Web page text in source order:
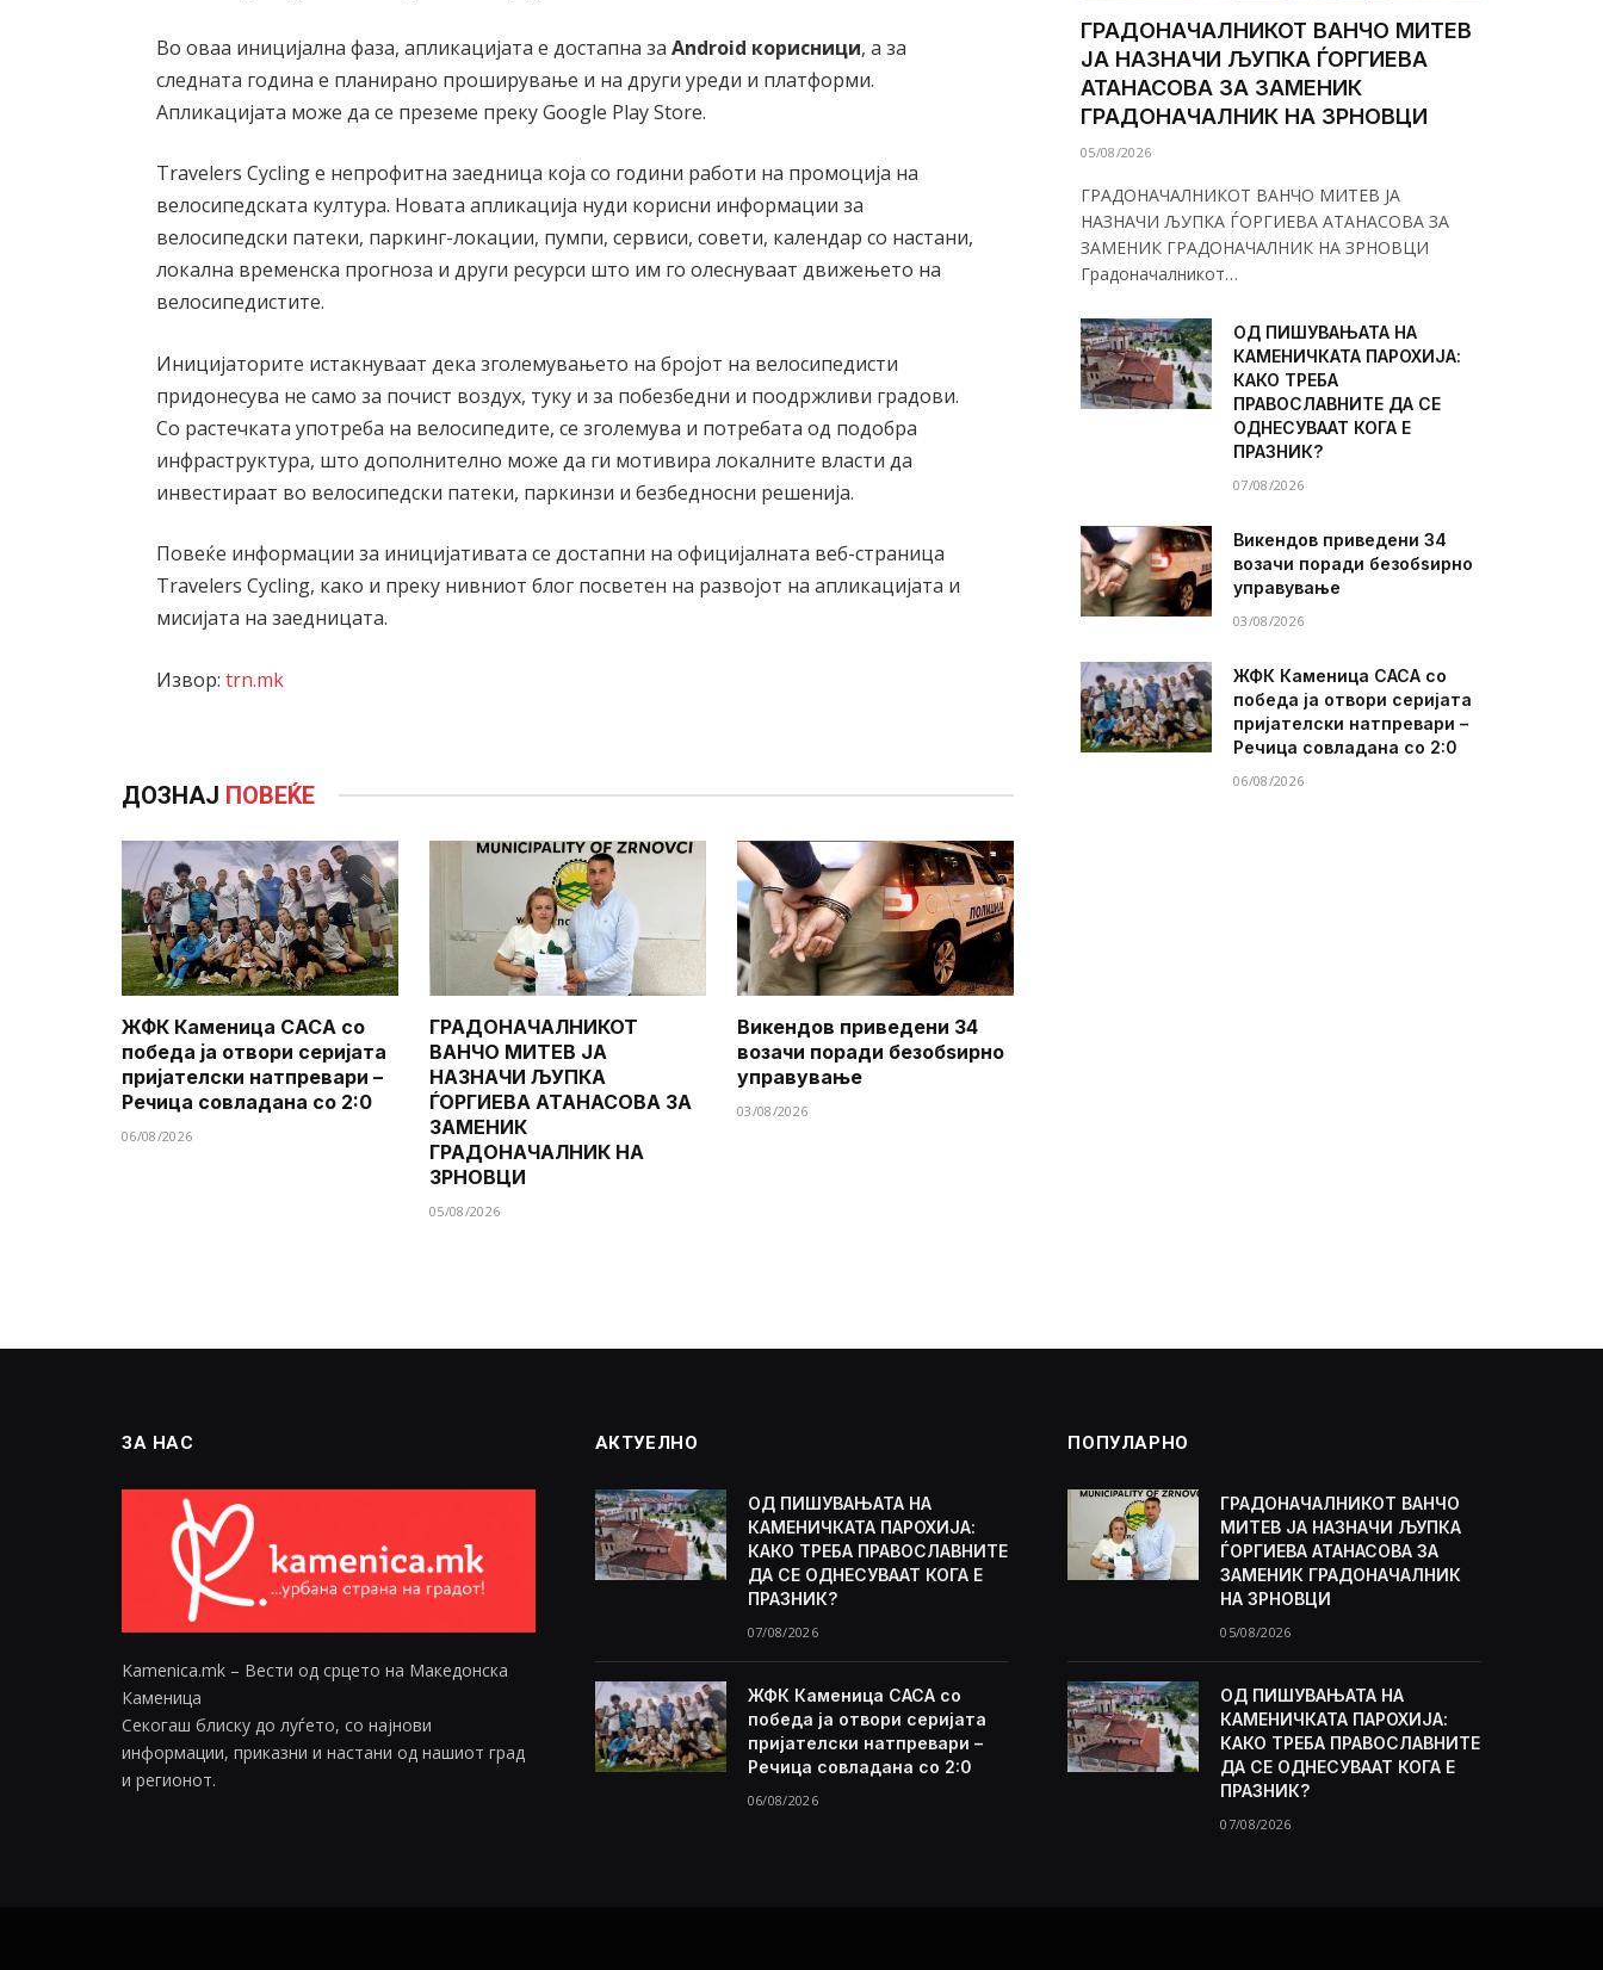
Во оваа иницијална фаза, апликацијата е достапна заAndroid корисници, а за
следната година е планирано проширување и на други уреди и платформи.
Апликацијата може да се преземе преку Google Play Store.
Travelers Cycling е непрофитна заедница која со години работи на промоција на
велосипедската култура. Новата апликација нуди корисни информации за
велосипедски патеки, паркинг-локации, пумпи, сервиси, совети, календар со настани,
локална временска прогноза и други ресурси што им го олеснуваат движењето на
велосипедистите.
Иницијаторите истакнуваат дека зголемувањето на бројот на велосипедисти
придонесува не само за почист воздух, туку и за побезбедни и поодржливи градови.
Со растечката употреба на велосипедите, се зголемува и потребата од подобра
инфраструктура, што дополнително може да ги мотивира локалните власти да
инвестираат во велосипедски патеки, паркинзи и безбедносни решенија.
Повеќе информации за иницијативата се достапни на официјалната веб-страница
Travelers Cycling, како и преку нивниот блог посветен на развојот на апликацијата и
мисијата на заедницата.
Извор:trn.mk
ДОЗНАЈ ПОВЕЌЕ
ЖФК Каменица САСА со
победа ја отвори серијата
пријателски натпревари –
Речица совладана со 2:0
06/08/2026
ГРАДОНАЧАЛНИКОТ
ВАНЧО МИТЕВ ЈА
НАЗНАЧИ ЉУПКА
ЃОРГИЕВА АТАНАСОВА ЗА
ЗАМЕНИК
ГРАДОНАЧАЛНИК НА
ЗРНОВЦИ
05/08/2026
Викендов приведени 34
возачи поради безобѕирно
управување
03/08/2026
ГРАДОНАЧАЛНИКОТ ВАНЧО МИТЕВ
ЈА НАЗНАЧИ ЉУПКА ЃОРГИЕВА
АТАНАСОВА ЗА ЗАМЕНИК
ГРАДОНАЧАЛНИК НА ЗРНОВЦИ
05/08/2026
ГРАДОНАЧАЛНИКОТ ВАНЧО МИТЕВ ЈА
НАЗНАЧИ ЉУПКА ЃОРГИЕВА АТАНАСОВА ЗА
ЗАМЕНИК ГРАДОНАЧАЛНИК НА ЗРНОВЦИ
Градоначалникот…
ОД ПИШУВАЊАТА НА
КАМЕНИЧКАТА ПАРОХИЈА:
КАКО ТРЕБА
ПРАВОСЛАВНИТЕ ДА СЕ
ОДНЕСУВААТ КОГА Е
ПРАЗНИК?
07/08/2026
Викендов приведени 34
возачи поради безобѕирно
управување
03/08/2026
ЖФК Каменица САСА со
победа ја отвори серијата
пријателски натпревари –
Речица совладана со 2:0
06/08/2026
ЗА НАС
Kamenica.mk – Вести од срцето на Македонска
Каменица
Секогаш блиску до луѓето, со најнови
информации, приказни и настани од нашиот град
и регионот.
АКТУЕЛНО
ОД ПИШУВАЊАТА НА
КАМЕНИЧКАТА ПАРОХИЈА:
КАКО ТРЕБА ПРАВОСЛАВНИТЕ
ДА СЕ ОДНЕСУВААТ КОГА Е
ПРАЗНИК?
07/08/2026
ЖФК Каменица САСА со
победа ја отвори серијата
пријателски натпревари –
Речица совладана со 2:0
06/08/2026
ПОПУЛАРНО
ГРАДОНАЧАЛНИКОТ ВАНЧО
МИТЕВ ЈА НАЗНАЧИ ЉУПКА
ЃОРГИЕВА АТАНАСОВА ЗА
ЗАМЕНИК ГРАДОНАЧАЛНИК
НА ЗРНОВЦИ
05/08/2026
ОД ПИШУВАЊАТА НА
КАМЕНИЧКАТА ПАРОХИЈА:
КАКО ТРЕБА ПРАВОСЛАВНИТЕ
ДА СЕ ОДНЕСУВААТ КОГА Е
ПРАЗНИК?
07/08/2026